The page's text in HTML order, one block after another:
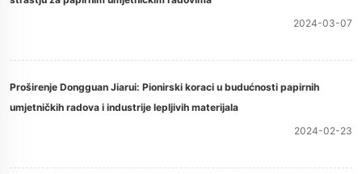
2024-03-07
Proširenje Dongguan Jiarui: Pionirski koraci u budućnosti papirnih
umjetničkih radova i industrije lepljivih materijala
2024-02-23